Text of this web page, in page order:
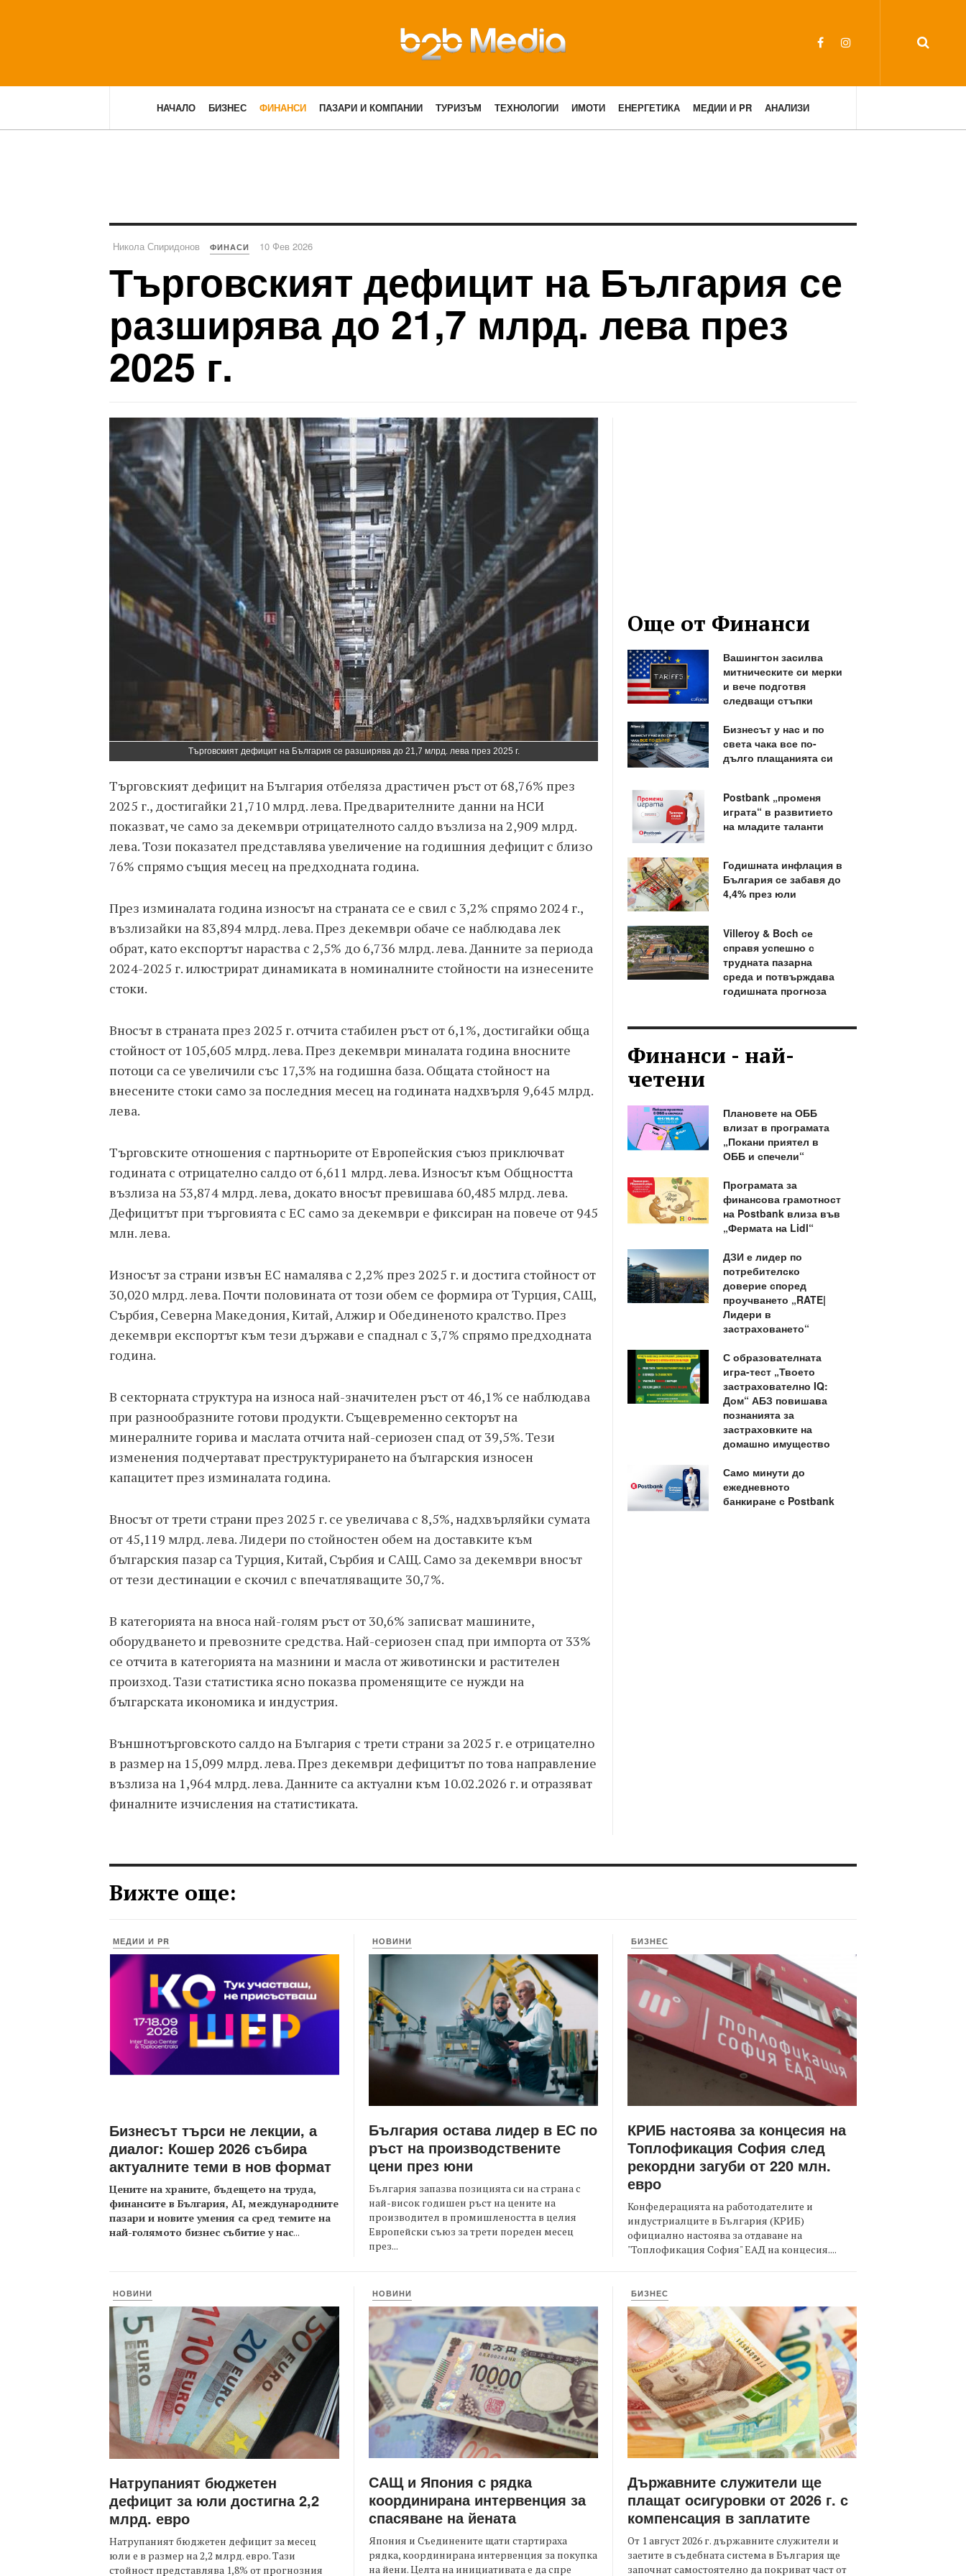
НАЧАЛО БИЗНЕС ФИНАНСИ ПАЗАРИ И КОМПАНИИ ТУРИЗЪМ ТЕХНОЛОГИИ ИМОТИ ЕНЕРГЕТИКА МЕДИИ И PR АНАЛИЗИ
Никола Спиридонов ФИНАСИ 10 Фев 2026
Търговският дефицит на България се
разширява до 21,7 млрд. лева през
2025 г.
Търговският дефицит на България се разширява до 21,7 млрд. лева през 2025 г.
Търговският дефицит на България отбеляза драстичен ръст от 68,76% през
2025 г., достигайки 21,710 млрд. лева. Предварителните данни на НСИ
показват, че само за декември отрицателното салдо възлиза на 2,909 млрд.
лева. Този показател представлява увеличение на годишния дефицит с близо
76% спрямо същия месец на предходната година.
През изминалата година износът на страната се е свил с 3,2% спрямо 2024 г.,
възлизайки на 83,894 млрд. лева. През декември обаче се наблюдава лек
обрат, като експортът нараства с 2,5% до 6,736 млрд. лева. Данните за периода
2024-2025 г. илюстрират динамиката в номиналните стойности на изнесените
стоки.
Вносът в страната през 2025 г. отчита стабилен ръст от 6,1%, достигайки обща
стойност от 105,605 млрд. лева. През декември миналата година вносните
потоци са се увеличили със 17,3% на годишна база. Общата стойност на
внесените стоки само за последния месец на годината надхвърля 9,645 млрд.
лева.
Търговските отношения с партньорите от Европейския съюз приключват
годината с отрицателно салдо от 6,611 млрд. лева. Износът към Общността
възлиза на 53,874 млрд. лева, докато вносът превишава 60,485 млрд. лева.
Дефицитът при търговията с ЕС само за декември е фиксиран на повече от 945
млн. лева.
Износът за страни извън ЕС намалява с 2,2% през 2025 г. и достига стойност от
30,020 млрд. лева. Почти половината от този обем се формира от Турция, САЩ,
Сърбия, Северна Македония, Китай, Алжир и Обединеното кралство. През
декември експортът към тези държави е спаднал с 3,7% спрямо предходната
година.
В секторната структура на износа най-значителен ръст от 46,1% се наблюдава
при разнообразните готови продукти. Същевременно секторът на
минералните горива и маслата отчита най-сериозен спад от 39,5%. Тези
изменения подчертават преструктурирането на българския износен
капацитет през изминалата година.
Вносът от трети страни през 2025 г. се увеличава с 8,5%, надхвърляйки сумата
от 45,119 млрд. лева. Лидери по стойностен обем на доставките към
българския пазар са Турция, Китай, Сърбия и САЩ. Само за декември вносът
от тези дестинации е скочил с впечатляващите 30,7%.
В категорията на вноса най-голям ръст от 30,6% записват машините,
оборудването и превозните средства. Най-сериозен спад при импорта от 33%
се отчита в категорията на мазнини и масла от животински и растителен
произход. Тази статистика ясно показва променящите се нужди на
българската икономика и индустрия.
Външнотърговското салдо на България с трети страни за 2025 г. е отрицателно
в размер на 15,099 млрд. лева. През декември дефицитът по това направление
възлиза на 1,964 млрд. лева. Данните са актуални към 10.02.2026 г. и отразяват
финалните изчисления на статистиката.
Още от Финанси
Вашингтон засилва
митническите си мерки
и вече подготвя
следващи стъпки
Бизнесът у нас и по
света чака все по-
дълго плащанията си
Postbank „променя
играта“ в развитието
на младите таланти
Годишната инфлация в
България се забавя до
4,4% през юли
Villeroy & Boch се
справя успешно с
трудната пазарна
среда и потвърждава
годишната прогноза
Финанси - най-
четени
Плановете на ОББ
влизат в програмата
„Покани приятел в
ОББ и спечели“
Програмата за
финансова грамотност
на Postbank влиза във
„Фермата на Lidl“
ДЗИ е лидер по
потребителско
доверие според
проучването „RATE|
Лидери в
застраховането“
С образователната
игра-тест „Твоето
застрахователно IQ:
Дом“ АБЗ повишава
познанията за
застраховките на
домашно имущество
Само минути до
ежедневното
банкиране с Postbank
Вижте още:
МЕДИИ И PR
Бизнесът търси не лекции, а
диалог: Кошер 2026 събира
актуалните теми в нов формат
Цените на храните, бъдещето на труда,
финансите в България, AI, международните
пазари и новите умения са сред темите на
най-голямото бизнес събитие у нас...
НОВИНИ
България остава лидер в ЕС по
ръст на производствените
цени през юни
България запазва позицията си на страна с
най-висок годишен ръст на цените на
производител в промишлеността в целия
Европейски съюз за трети пореден месец
през...
БИЗНЕС
КРИБ настоява за концесия на
Топлофикация София след
рекордни загуби от 220 млн.
евро
Конфедерацията на работодателите и
индустриалците в България (КРИБ)
официално настоява за отдаване на
"Топлофикация София" ЕАД на концесия....
НОВИНИ
Натрупаният бюджетен
дефицит за юли достигна 2,2
млрд. евро
Натрупаният бюджетен дефицит за месец
юли е в размер на 2,2 млрд. евро. Тази
стойност представлява 1,8% от прогнозния
НОВИНИ
САЩ и Япония с рядка
координирана интервенция за
спасяване на йената
Япония и Съединените щати стартираха
рядка, координирана интервенция за покупка
на йени. Целта на инициативата е да спре
БИЗНЕС
Държавните служители ще
плащат осигуровки от 2026 г. с
компенсация в заплатите
От 1 август 2026 г. държавните служители и
заетите в съдебната система в България ще
започнат самостоятелно да покриват част от